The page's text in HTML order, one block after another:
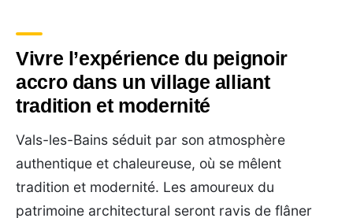
Vivre l’expérience du peignoir
accro dans un village alliant
tradition et modernité
Vals-les-Bains séduit par son atmosphère
authentique et chaleureuse, où se mêlent
tradition et modernité. Les amoureux du
patrimoine architectural seront ravis de flâner